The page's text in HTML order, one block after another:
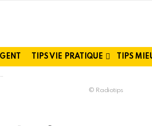
TIPS VIE PRATIQUE TIPS
© Radiotips